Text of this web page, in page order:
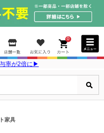
0
率が2倍に▶
家具